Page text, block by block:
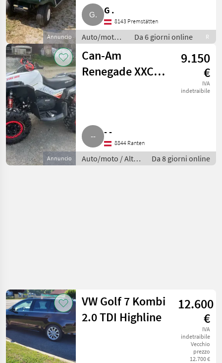
Annuncio
G .
8143 Premstätten
Auto/moto /
Altre auto e
moto
Da 6 giorni online R
Annuncio
Can-Am
Renegade XXC
9.150
€
IVA
indetraibile
- -
8844 Ranten
Auto/moto / Altre
auto e moto
Da 8 giorni online
VW Golf 7 Kombi
2.0 TDI Highline
12.600
€
IVA
indetraibile
Vecchio
prezzo
12.700 €